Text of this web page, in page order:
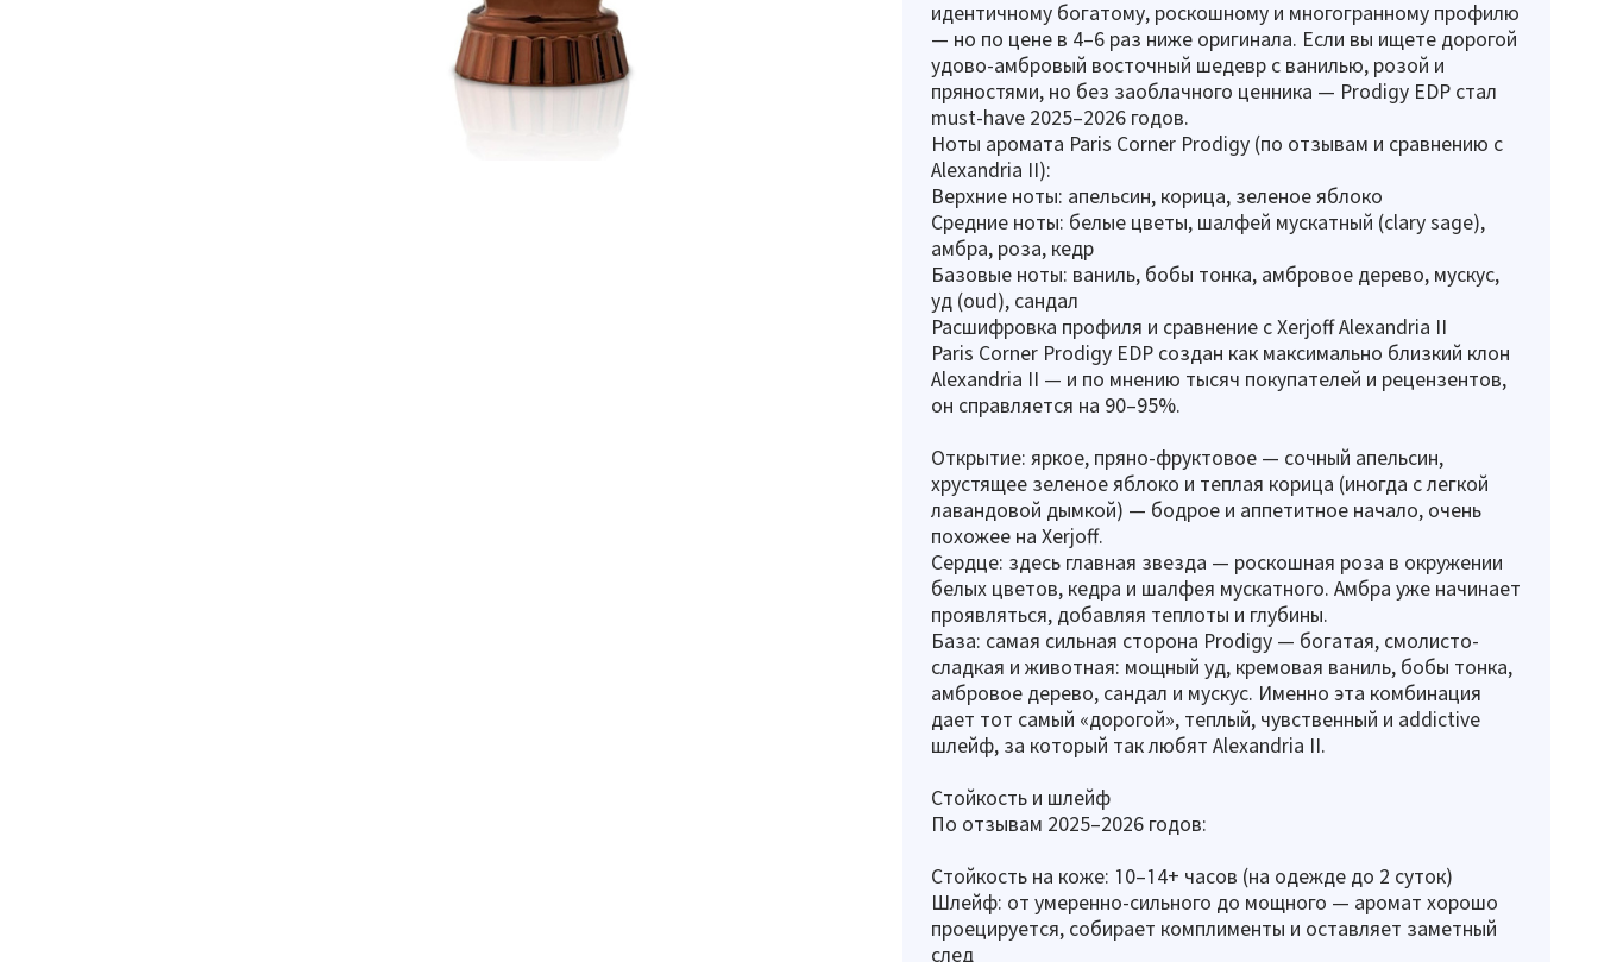
идентичному богатому, роскошному и многогранному профилю
— но по цене в 4–6 раз ниже оригинала. Если вы ищете дорогой
удово-амбровый восточный шедевр с ванилью, розой и
пряностями, но без заоблачного ценника — Prodigy EDP стал
must-have 2025–2026 годов.
Ноты аромата Paris Corner Prodigy (по отзывам и сравнению с
Alexandria II):
Верхние ноты: апельсин, корица, зеленое яблоко
Средние ноты: белые цветы, шалфей мускатный (clary sage),
амбра, роза, кедр
Базовые ноты: ваниль, бобы тонка, амбровое дерево, мускус,
уд (oud), сандал
Расшифровка профиля и сравнение с Xerjoff Alexandria II
Paris Corner Prodigy EDP создан как максимально близкий клон
Alexandria II — и по мнению тысяч покупателей и рецензентов,
он справляется на 90–95%.
Открытие: яркое, пряно-фруктовое — сочный апельсин,
хрустящее зеленое яблоко и теплая корица (иногда с легкой
лавандовой дымкой) — бодрое и аппетитное начало, очень
похожее на Xerjoff.
Сердце: здесь главная звезда — роскошная роза в окружении
белых цветов, кедра и шалфея мускатного. Амбра уже начинает
проявляться, добавляя теплоты и глубины.
База: самая сильная сторона Prodigy — богатая, смолисто-
сладкая и животная: мощный уд, кремовая ваниль, бобы тонка,
амбровое дерево, сандал и мускус. Именно эта комбинация
дает тот самый «дорогой», теплый, чувственный и addictive
шлейф, за который так любят Alexandria II.
Стойкость и шлейф
По отзывам 2025–2026 годов:
Стойкость на коже: 10–14+ часов (на одежде до 2 суток)
Шлейф: от умеренно-сильного до мощного — аромат хорошо
проецируется, собирает комплименты и оставляет заметный
след